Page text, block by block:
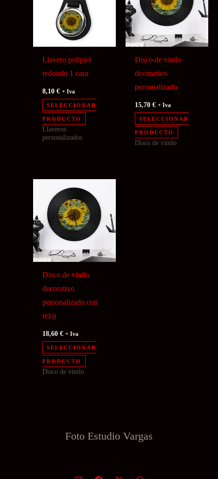
Llavero polipiel
redondo 1 cara
8,10€ + Iva
SELECCIONAR
PRODUCTO
Llaveros
personalizados
Disco de vinilo
decorativo
personalizado
15,70€ + Iva
SELECCIONAR
PRODUCTO
Disco de vinilo
Disco de vinilo
decorativo
personalizado con
reloj
18,60€ + Iva
SELECCIONAR
PRODUCTO
Disco de vinilo
Foto Estudio Vargas